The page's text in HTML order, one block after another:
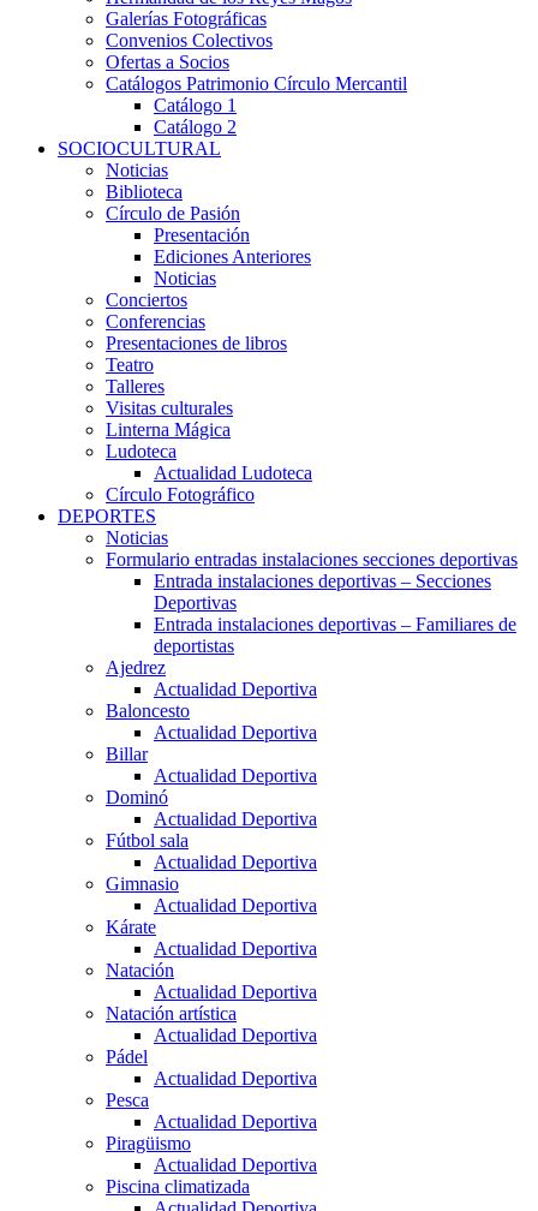
Galerías Fotográficas
Convenios Colectivos
Ofertas a Socios
Catálogos Patrimonio Círculo Mercantil
Catálogo 1
Catálogo 2
SOCIOCULTURAL
Noticias
Biblioteca
Círculo de Pasión
Presentación
Ediciones Anteriores
Noticias
Conciertos
Conferencias
Presentaciones de libros
Teatro
Talleres
Visitas culturales
Linterna Mágica
Ludoteca
Actualidad Ludoteca
Círculo Fotográfico
DEPORTES
Noticias
Formulario entradas instalaciones secciones deportivas
Entrada instalaciones deportivas – Secciones
Deportivas
Entrada instalaciones deportivas – Familiares de
deportistas
Ajedrez
Actualidad Deportiva
Baloncesto
Actualidad Deportiva
Billar
Actualidad Deportiva
Dominó
Actualidad Deportiva
Fútbol sala
Actualidad Deportiva
Gimnasio
Actualidad Deportiva
Kárate
Actualidad Deportiva
Natación
Actualidad Deportiva
Natación artística
Actualidad Deportiva
Pádel
Actualidad Deportiva
Pesca
Actualidad Deportiva
Piragüismo
Actualidad Deportiva
Piscina climatizada